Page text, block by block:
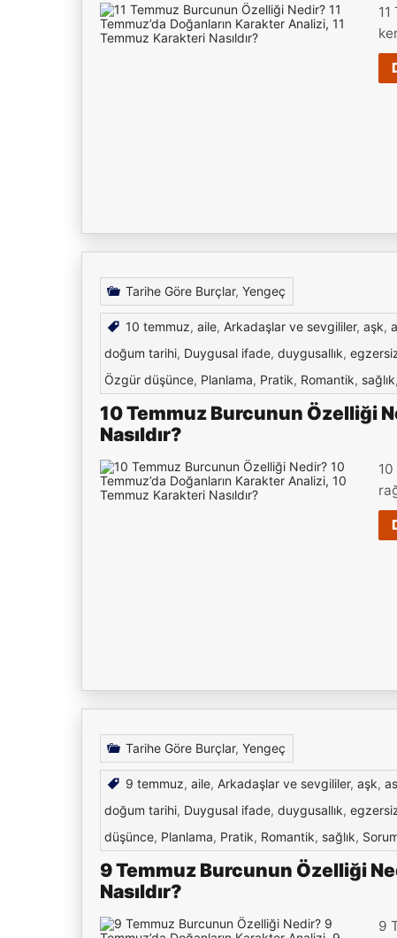
Tarihe Göre Burçlar, Yengeç
10 temmuz, aile, Arkadaşlar ve sevgililer, aşk,
doğum tarihi, Duygusal ifade, duygusallık,
Özgür düşünce, Planlama, Pratik, Romantik, sağlık,
10 Temmuz Burcunun Özelliği
Nasıldır?
Tarihe Göre Burçlar, Yengeç
9 temmuz, aile, Arkadaşlar ve sevgililer, aşk,
doğum tarihi, Duygusal ifade, duygusallık,
düşünce, Planlama, Pratik, Romantik, sağlık,
9 Temmuz Burcunun Özelliği
Nasıldır?
9